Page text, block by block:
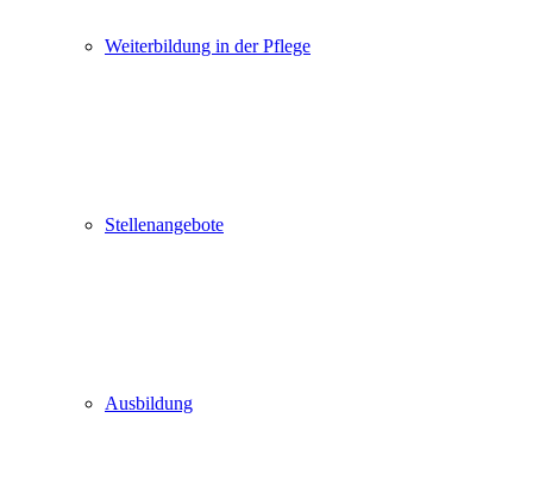
Weiterbildung in der Pflege
Stellenangebote
Ausbildung